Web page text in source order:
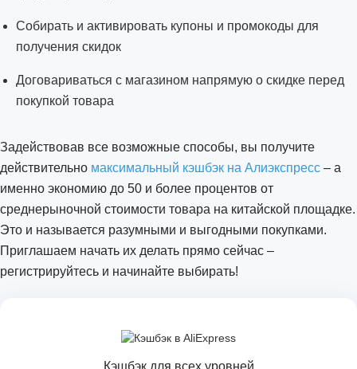
Собирать и активировать купоны и промокоды для
получения скидок
Договариваться с магазином напрямую о скидке перед
покупкой товара
Задействовав все возможные способы, вы получите
действительно максимальный кэшбэк на Алиэкспресс – а
именно экономию до 50 и более процентов от
среднерыночной стоимости товара на китайской площадке.
Это и называется разумными и выгодными покупками.
Приглашаем начать их делать прямо сейчас –
регистрируйтесь и начинайте выбирать!
Кэшбэк для всех уровней